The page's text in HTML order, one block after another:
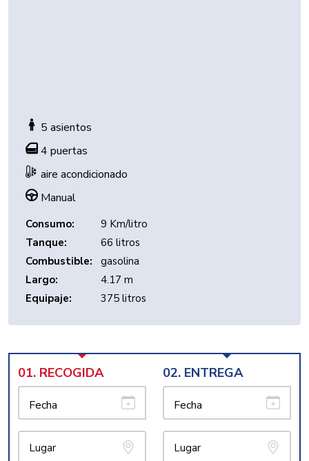
5 asientos
4 puertas
aire acondicionado
Manual
Consumo:
9 Km/litro
Tanque:
66 litros
Combustible:
gasolina
Largo:
4.17 m
Equipaje:
375 litros
01. RECOGIDA
Fecha
Lugar
02. ENTREGA
Fecha
Lugar